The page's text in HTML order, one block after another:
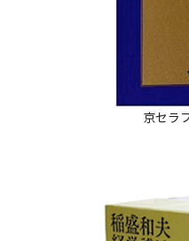
京セラ